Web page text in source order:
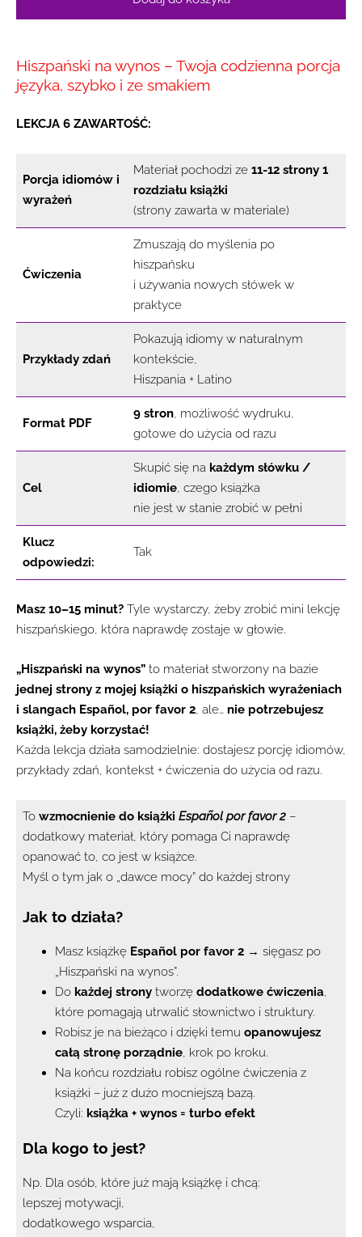
Hiszpański na wynos – Twoja codzienna porcja
języka, szybko i ze smakiem
LEKCJA 6 ZAWARTOŚĆ:
Porcja idiomów i
wyrażeń
Materiał pochodzi ze11-12 strony 1
rozdziału książki
(strony zawarta w materiale)
Ćwiczenia
Zmuszają do myślenia po
hiszpańsku
i używania nowych słówek w
praktyce
Przykłady zdań
Pokazują idiomy w naturalnym
kontekście,
Hiszpania + Latino
Format PDF
9 stron, możliwość wydruku,
gotowe do użycia od razu
Cel
Skupić się na każdym słówku /
idiomie, czego książka
nie jest w stanie zrobić w pełni
Klucz
odpowiedzi:
Tak
Masz 10–15 minut? Tyle wystarczy, żeby zrobić mini lekcję
hiszpańskiego, która naprawdę zostaje w głowie.
„Hiszpański na wynos” to materiał stworzony na bazie
jednej strony z mojej książki o hiszpańskich wyrażeniach
i slangach Español, por favor 2, ale… nie potrzebujesz
książki, żeby korzystać!
Każda lekcja działa samodzielnie: dostajesz porcję idiomów,
przykłady zdań, kontekst + ćwiczenia do użycia od razu.
Towzmocnienie do książkiEspañol por favor 2 –
dodatkowy materiał, który pomaga Ci naprawdę
opanować to, co jest w książce.
Myśl o tym jak o „dawce mocy” do każdej strony
Jak to działa?
Masz książkę Español por favor 2 → sięgasz po
„Hiszpański na wynos”.
Do każdej strony tworzędodatkowe ćwiczenia
które pomagają utrwalić słownictwo i struktury.
Robisz je na bieżąco i dzięki temuopanowujesz
całą stronę porządnie , krok po kroku.
Na końcu rozdziału robisz ogólne ćwiczenia z
książki – już z dużo mocniejszą bazą.
Czyli: książka + wynos = turbo efekt
Dla kogo to jest?
Np. Dla osób, które już mają książkę i chcą:
lepszej motywacji,
dodatkowego wsparcia,